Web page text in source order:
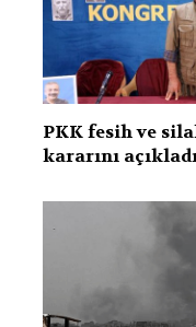
PKK fesih ve
kararını